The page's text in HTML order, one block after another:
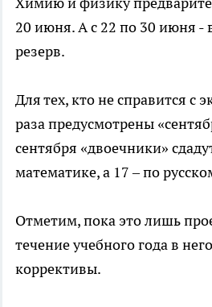
20 июня. А с 22 по 30 июня -
резерв.
Для тех, кто не справится с
раза предусмотрены
сентября «двоечники»
математике, а 17 – по
Отметим, пока это лишь
течение учебного года в
коррективы.